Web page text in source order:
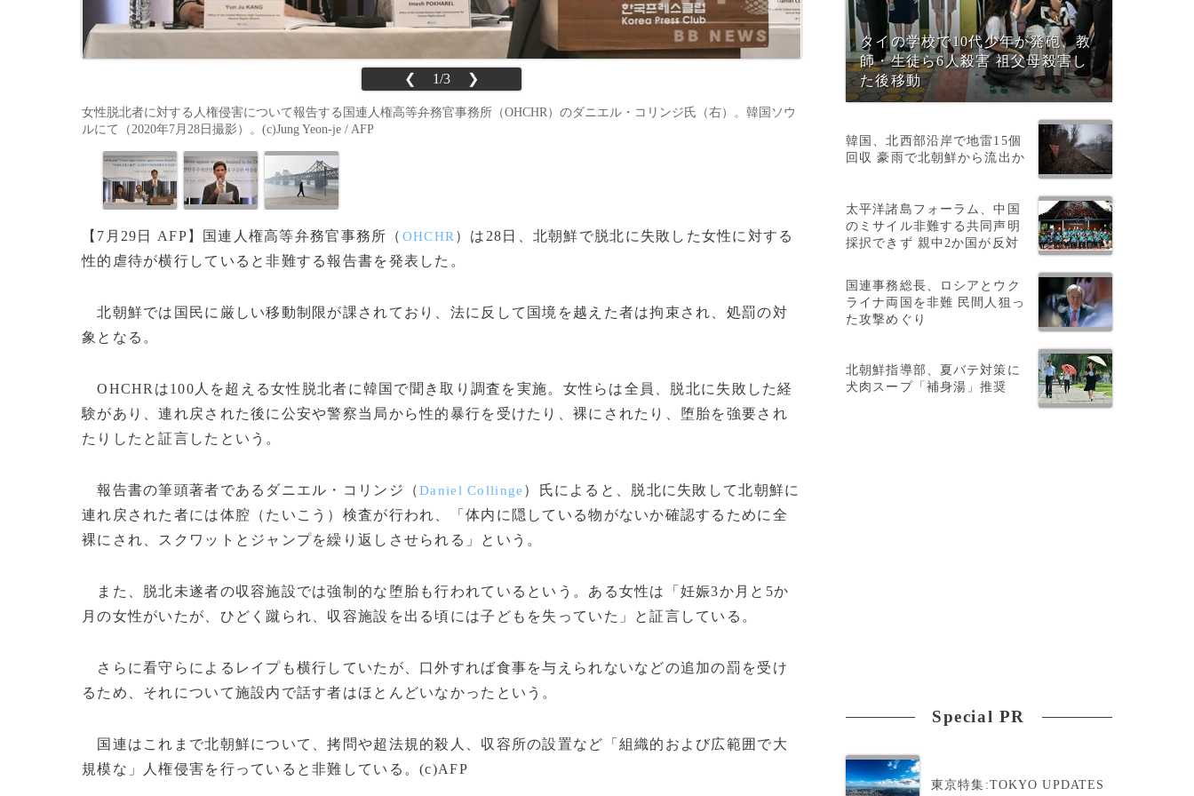
❮ 1/3 ❯
女性脱北者に対する人権侵害について報告する国連人権高等弁務官事務所（OHCHR）のダニエル・コリンジ氏（右）。韓国ソウ
ルにて（2020年7月28日撮影）。(c)Jung Yeon-je / AFP
【7月29日 AFP】国連人権高等弁務官事務所（ OHCHR ）は28日、北朝鮮で脱北に失敗した女性に対する
性的虐待が横行していると非難する報告書を発表した。
北朝鮮では国民に厳しい移動制限が課されており、法に反して国境を越えた者は拘束され、処罰の対
象となる。
OHCHRは100人を超える女性脱北者に韓国で聞き取り調査を実施。女性らは全員、脱北に失敗した経
験があり、連れ戻された後に公安や警察当局から性的暴行を受けたり、裸にされたり、堕胎を強要され
たりしたと証言したという。
報告書の筆頭著者であるダニエル・コリンジ（Daniel Collinge ）氏によると、脱北に失敗して北朝鮮に
連れ戻された者には体腔（たいこう）検査が行われ、「体内に隠している物がないか確認するために全
裸にされ、スクワットとジャンプを繰り返しさせられる」という。
また、脱北未遂者の収容施設では強制的な堕胎も行われているという。ある女性は「妊娠3か月と5か
月の女性がいたが、ひどく蹴られ、収容施設を出る頃には子どもを失っていた」と証言している。
さらに看守らによるレイプも横行していたが、口外すれば食事を与えられないなどの追加の罰を受け
るため、それについて施設内で話す者はほとんどいなかったという。
国連はこれまで北朝鮮について、拷問や超法規的殺人、収容所の設置など「組織的および広範囲で大
規模な」人権侵害を行っていると非難している。(c)AFP
タイの学校で10代少年が発砲、教
師・生徒ら6人殺害 祖父母殺害し
た後移動
韓国、北西部沿岸で地雷15個
回収 豪雨で北朝鮮から流出か
太平洋諸島フォーラム、中国
のミサイル非難する共同声明
採択できず 親中2か国が反対
国連事務総長、ロシアとウク
ライナ両国を非難 民間人狙っ
た攻撃めぐり
北朝鮮指導部、夏バテ対策に
犬肉スープ「補身湯」推奨
Special PR
東京特集:TOKYO UPDATES